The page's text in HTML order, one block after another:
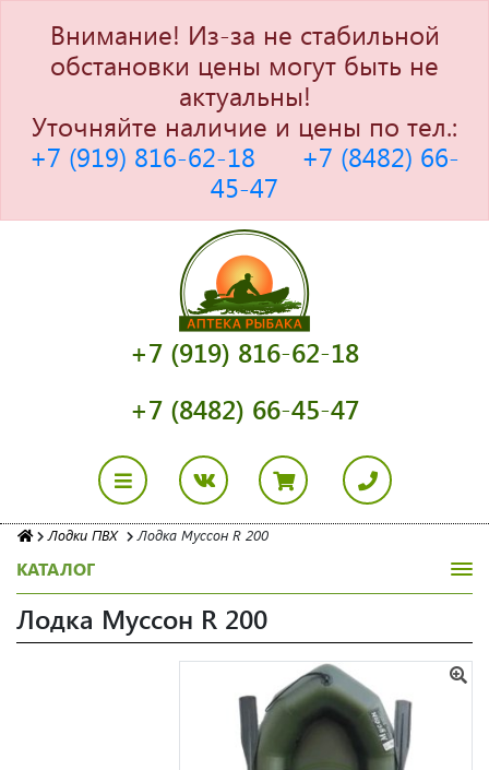
Внимание! Из-за не стабильной
обстановки цены могут быть не
актуальны!
Уточняйте наличие и цены по тел.:
+7 (919) 816-62-18
+7 (8482) 66-
45-47
+7 (919) 816-62-18
+7 (8482) 66-45-47
Лодки ПВХ Лодка Муссон R 200
КАТАЛОГ
Лодка Муссон R 200